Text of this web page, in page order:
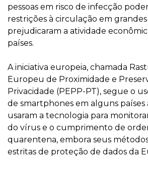
pessoas em risco de infecção
restrições à circulação em
prejudicaram a atividade
países.
A iniciativa europeia, chamada
Europeu de Proximidade e
Privacidade (PEPP-PT), segue o
de smartphones em alguns países
usaram a tecnologia para
do vírus e o cumprimento de
quarentena, embora seus
estritas de proteção de dados da